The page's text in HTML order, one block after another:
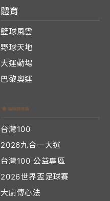
體育
籃球風雲
野球天地
大運動場
巴黎奧運
台灣100
2026九合一大選
台灣100 公益專區
2026世界盃足球賽
大廚傳心法